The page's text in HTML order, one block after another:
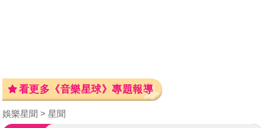
看更多《音樂星球》專題報導
娛樂星聞 星聞